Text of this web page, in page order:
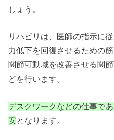
しょう。
リハビリは、医師の指示に
力低下を回復させるための
関節可動域を改善させる関
どを行います。
デスクワークなどの仕事で
安となります。